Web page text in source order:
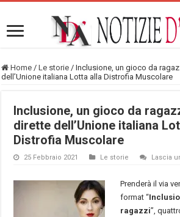
Home / Le storie / Inclusione, un gioco da
dell’Unione italiana Lotta alla Distrofia Muscolare
Inclusione, un gioco da
dirette dell’Unione italiana
Distrofia Muscolare
25 Febbraio 2021 Le storie Lascia
Prenderà il via
format “
ragazzi”,